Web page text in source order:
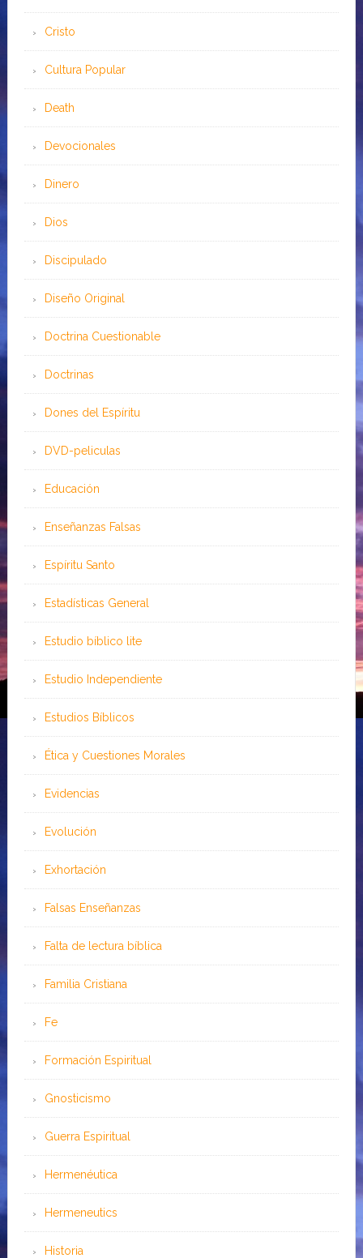
Cristo
Cultura Popular
Death
Devocionales
Dinero
Dios
Discipulado
Diseño Original
Doctrina Cuestionable
Doctrinas
Dones del Espíritu
DVD-peliculas
Educación
Enseñanzas Falsas
Espíritu Santo
Estadísticas General
Estudio bíblico lite
Estudio Independiente
Estudios Bíblicos
Ética y Cuestiones Morales
Evidencias
Evolución
Exhortación
Falsas Enseñanzas
Falta de lectura bíblica
Familia Cristiana
Fe
Formación Espiritual
Gnosticismo
Guerra Espiritual
Hermenéutica
Hermeneutics
Historia